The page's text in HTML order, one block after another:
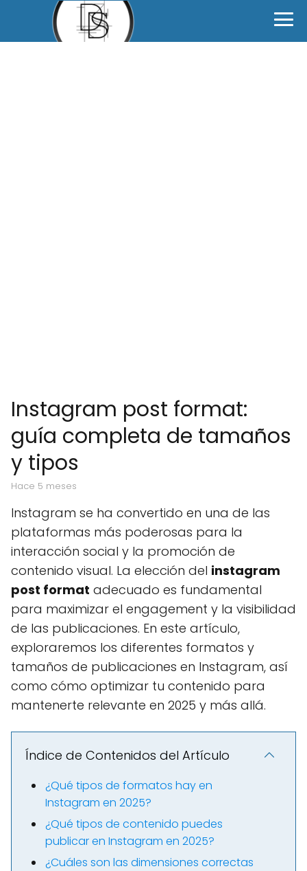
Instagram post format:
guía completa de tamaños
y tipos
hace 5 meses
Instagram se ha convertido en una de las
plataformas más poderosas para la
interacción social y la promoción de
contenido visual. La elección del instagram
post format adecuado es fundamental
para maximizar el engagement y la visibilidad
de las publicaciones. En este artículo,
exploraremos los diferentes formatos y
tamaños de publicaciones en Instagram, así
como cómo optimizar tu contenido para
mantenerte relevante en 2025 y más allá.
Índice de Contenidos del Artículo
¿Qué tipos de formatos hay en
Instagram en 2025?
¿Qué tipos de contenido puedes
publicar en Instagram en 2025?
¿Cuáles son las dimensiones correctas